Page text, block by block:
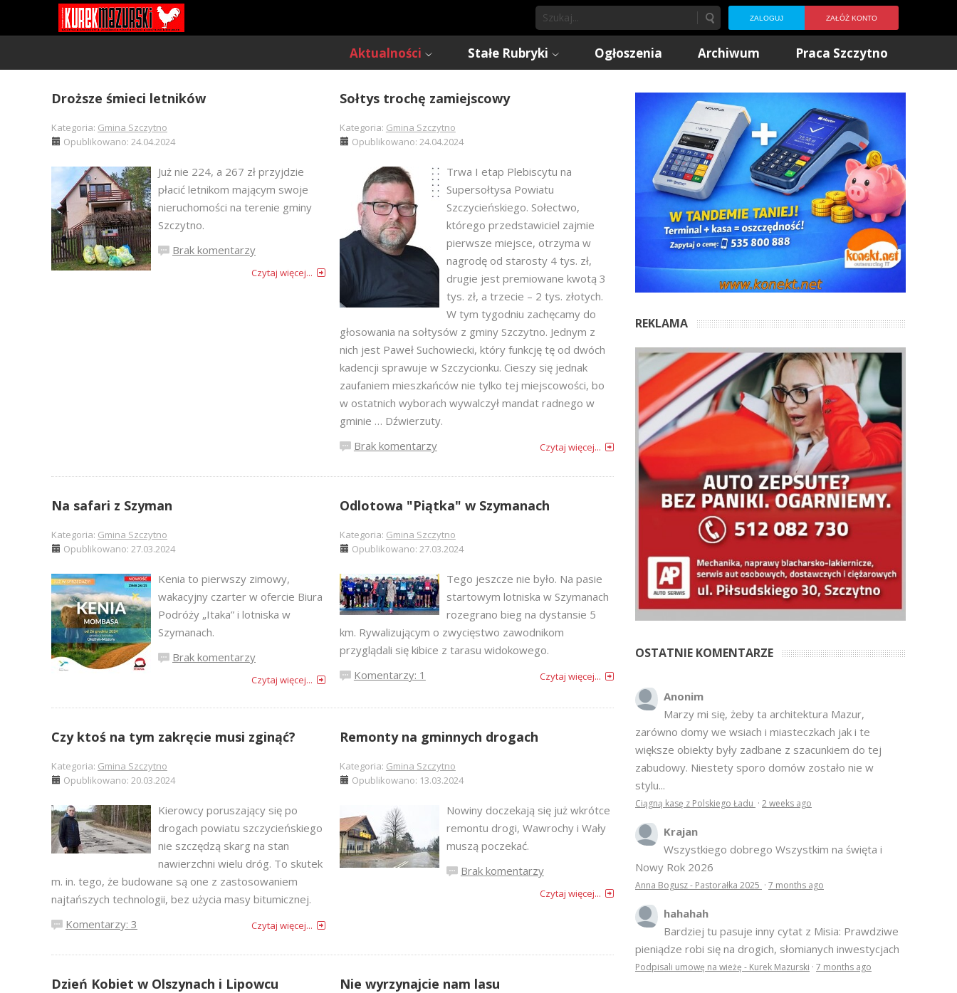
ZALOGUJ ZAŁÓŻ KONTO
Aktualności Stałe Rubryki Ogłoszenia Archiwum Praca Szczytno
Droższe śmieci letników
Kategoria: Gmina Szczytno
Opublikowano: 24.04.2024
Już nie 224, a 267 zł przyjdzie
płacić letnikom mającym swoje
nieruchomości na terenie gminy
Szczytno.
Brak komentarzy
Czytaj więcej...
Sołtys trochę zamiejscowy
Kategoria: Gmina Szczytno
Opublikowano: 24.04.2024
Trwa I etap Plebiscytu na
Supersołtysa Powiatu
Szczycieńskiego. Sołectwo,
którego przedstawiciel zajmie
pierwsze miejsce, otrzyma w
nagrodę od starosty 4 tys. zł,
drugie jest premiowane kwotą 3
tys. zł, a trzecie – 2 tys. złotych.
W tym tygodniu zachęcamy do
głosowania na sołtysów z gminy Szczytno. Jednym z
nich jest Paweł Suchowiecki, który funkcję tę od dwóch
kadencji sprawuje w Szczycionku. Cieszy się jednak
zaufaniem mieszkańców nie tylko tej miejscowości, bo
w ostatnich wyborach wywalczył mandat radnego w
gminie … Dźwierzuty.
Brak komentarzy
Czytaj więcej...
Na safari z Szyman
Kategoria: Gmina Szczytno
Opublikowano: 27.03.2024
Kenia to pierwszy zimowy,
wakacyjny czarter w ofercie Biura
Podróży „Itaka” i lotniska w
Szymanach.
Brak komentarzy
Czytaj więcej...
Odlotowa "Piątka" w Szymanach
Kategoria: Gmina Szczytno
Opublikowano: 27.03.2024
Tego jeszcze nie było. Na pasie
startowym lotniska w Szymanach
rozegrano bieg na dystansie 5
km. Rywalizującym o zwycięstwo zawodnikom
przyglądali się kibice z tarasu widokowego.
Komentarzy: 1
Czytaj więcej...
Czy ktoś na tym zakręcie musi zginąć?
Kategoria: Gmina Szczytno
Opublikowano: 20.03.2024
Kierowcy poruszający się po
drogach powiatu szczycieńskiego
nie szczędzą skarg na stan
nawierzchni wielu dróg. To skutek
m. in. tego, że budowane są one z zastosowaniem
najtańszych technologii, bez użycia masy bitumicznej.
Komentarzy: 3
Czytaj więcej...
Remonty na gminnych drogach
Kategoria: Gmina Szczytno
Opublikowano: 13.03.2024
Nowiny doczekają się już wkrótce
remontu drogi, Wawrochy i Wały
muszą poczekać.
Brak komentarzy
Czytaj więcej...
Dzień Kobiet w Olszynach i Lipowcu Nie wyrzynajcie nam lasu
REKLAMA
OSTATNIE KOMENTARZE
Anonim
Marzy mi się, żeby ta architektura Mazur,
zarówno domy we wsiach i miasteczkach jak i te
większe obiekty były zadbane z szacunkiem do tej
zabudowy. Niestety sporo domów zostało nie w
stylu...
Ciągną kasę z Polskiego Ładu · 2 weeks ago
Krajan
Wszystkiego dobrego Wszystkim na święta i
Nowy Rok 2026
Anna Bogusz - Pastorałka 2025 · 7 months ago
hahahah
Bardziej tu pasuje inny cytat z Misia: Prawdziwe
pieniądze robi się na drogich, słomianych inwestycjach
Podpisali umowę na wieżę - Kurek Mazurski · 7 months ago